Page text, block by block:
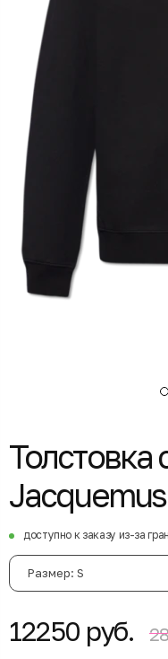
Толстовка
Jacquemus
доступно к заказу из-за
Размер: S
12250 руб.